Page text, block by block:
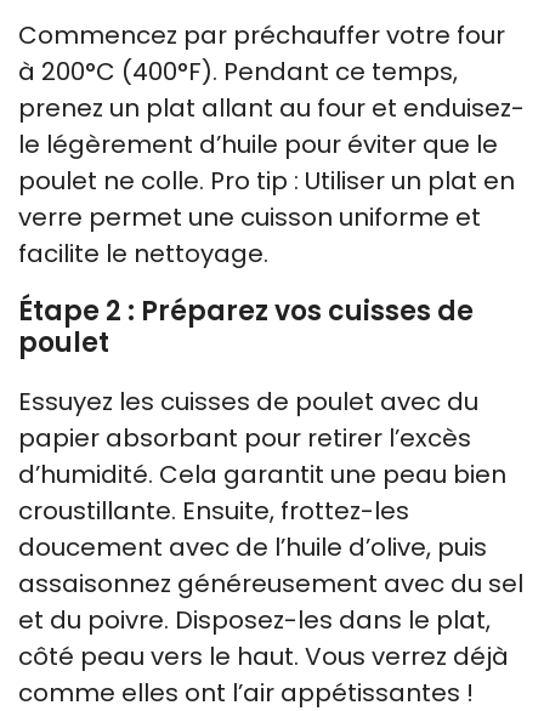
Commencez par préchauffer votre four
à 200°C (400°F). Pendant ce temps,
prenez un plat allant au four et enduisez-
le légèrement d’huile pour éviter que le
poulet ne colle. Pro tip : Utiliser un plat en
verre permet une cuisson uniforme et
facilite le nettoyage.
Étape 2 : Préparez vos cuisses de
poulet
Essuyez les cuisses de poulet avec du
papier absorbant pour retirer l’excès
d’humidité. Cela garantit une peau bien
croustillante. Ensuite, frottez-les
doucement avec de l’huile d’olive, puis
assaisonnez généreusement avec du sel
et du poivre. Disposez-les dans le plat,
côté peau vers le haut. Vous verrez déjà
comme elles ont l’air appétissantes !